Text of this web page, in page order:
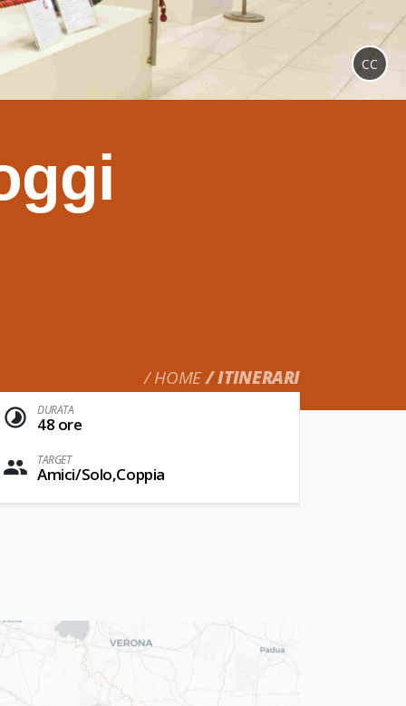
HOME ITINERARI
CC
DURATA
48 ore
TARGET
Amici/Solo,Coppia